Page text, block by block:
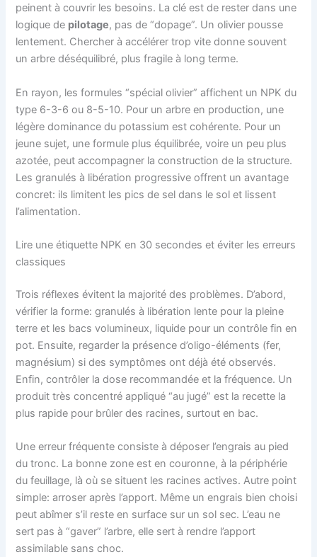
peinent à couvrir les besoins. La clé est de rester dans une
logique de pilotage, pas de “dopage”. Un olivier pousse
lentement. Chercher à accélérer trop vite donne souvent
un arbre déséquilibré, plus fragile à long terme.
En rayon, les formules “spécial olivier” affichent un NPK du
type 6-3-6 ou 8-5-10. Pour un arbre en production, une
légère dominance du potassium est cohérente. Pour un
jeune sujet, une formule plus équilibrée, voire un peu plus
azotée, peut accompagner la construction de la structure.
Les granulés à libération progressive offrent un avantage
concret: ils limitent les pics de sel dans le sol et lissent
l’alimentation.
Lire une étiquette NPK en 30 secondes et éviter les erreurs
classiques
Trois réflexes évitent la majorité des problèmes. D’abord,
vérifier la forme: granulés à libération lente pour la pleine
terre et les bacs volumineux, liquide pour un contrôle fin en
pot. Ensuite, regarder la présence d’oligo-éléments (fer,
magnésium) si des symptômes ont déjà été observés.
Enfin, contrôler la dose recommandée et la fréquence. Un
produit très concentré appliqué “au jugé” est la recette la
plus rapide pour brûler des racines, surtout en bac.
Une erreur fréquente consiste à déposer l’engrais au pied
du tronc. La bonne zone est en couronne, à la périphérie
du feuillage, là où se situent les racines actives. Autre point
simple: arroser après l’apport. Même un engrais bien choisi
peut abîmer s’il reste en surface sur un sol sec. L’eau ne
sert pas à “gaver” l’arbre, elle sert à rendre l’apport
assimilable sans choc.